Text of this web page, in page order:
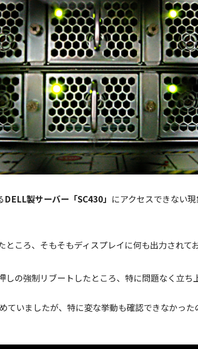
DELL製サーバー「SC430」 にアクセスできない
ところ、そもそもディスプレイに何も出力されて
しの強制リブートしたところ、特に問題なく立ち
ていましたが、特に変な挙動も確認できなかった